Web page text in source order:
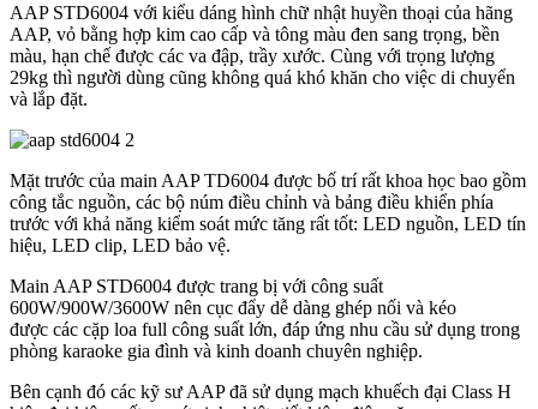
AAP STD6004 với kiểu dáng hình chữ nhật huyền thoại của hãng
AAP, vỏ bằng hợp kim cao cấp và tông màu đen sang trọng, bền
màu, hạn chế được các va đập, trầy xước. Cùng với trọng lượng
29kg thì người dùng cũng không quá khó khăn cho việc di chuyển
và lắp đặt.
Mặt trước của main AAP TD6004 được bố trí rất khoa học bao gồm
công tắc nguồn, các bộ núm điều chỉnh và bảng điều khiển phía
trước với khả năng kiểm soát mức tăng rất tốt: LED nguồn, LED tín
hiệu, LED clip, LED bảo vệ.
Main AAP STD6004 được trang bị với công suất
600W/900W/3600W nên cục đẩy dễ dàng ghép nối và kéo
được các cặp loa full công suất lớn, đáp ứng nhu cầu sử dụng trong
phòng karaoke gia đình và kinh doanh chuyên nghiệp.
Bên cạnh đó các kỹ sư AAP đã sử dụng mạch khuếch đại Class H